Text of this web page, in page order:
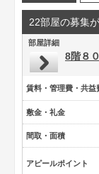
22部屋の募集
部屋詳細
8階８
賃料・管理費・共益
敷金・礼金
間取・面積
アピールポイント